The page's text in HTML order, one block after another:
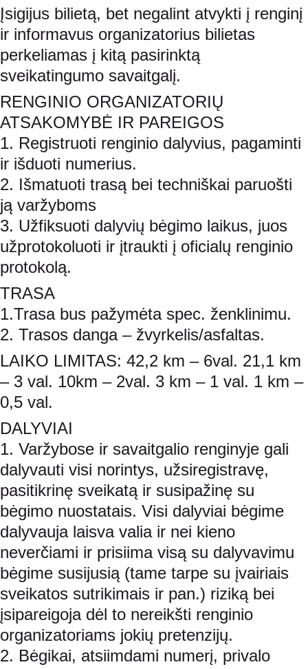
Įsigijus bilietą, bet negalint atvykti į renginį
ir informavus organizatorius bilietas
perkeliamas į kitą pasirinktą
sveikatingumo savaitgalį.
RENGINIO ORGANIZATORIŲ
ATSAKOMYBĖ IR PAREIGOS
1. Registruoti renginio dalyvius, pagaminti
ir išduoti numerius.
2. Išmatuoti trasą bei techniškai paruošti
ją varžyboms
3. Užfiksuoti dalyvių bėgimo laikus, juos
užprotokoluoti ir įtraukti į oficialų renginio
protokolą.
TRASA
1.Trasa bus pažymėta spec. ženklinimu.
2. Trasos danga – žvyrkelis/asfaltas.
LAIKO LIMITAS: 42,2 km – 6val. 21,1 km
– 3 val. 10km – 2val. 3 km – 1 val. 1 km –
0,5 val.
DALYVIAI
1. Varžybose ir savaitgalio renginyje gali
dalyvauti visi norintys, užsiregistravę,
pasitikrinę sveikatą ir susipažinę su
bėgimo nuostatais. Visi dalyviai bėgime
dalyvauja laisva valia ir nei kieno
neverčiami ir prisiima visą su dalyvavimu
bėgime susijusią (tame tarpe su įvairiais
sveikatos sutrikimais ir pan.) riziką bei
įsipareigoja dėl to nereikšti renginio
organizatoriams jokių pretenzijų.
2. Bėgikai, atsiimdami numerį, privalo